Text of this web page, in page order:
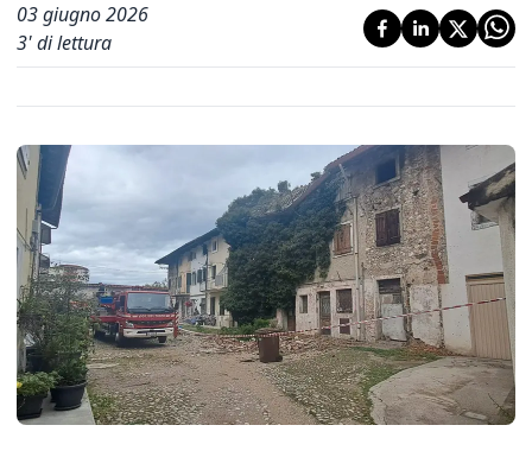
03 giugno 2026
3' di lettura